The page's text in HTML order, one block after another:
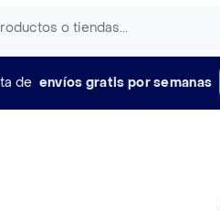
de envíos gratis por semanas